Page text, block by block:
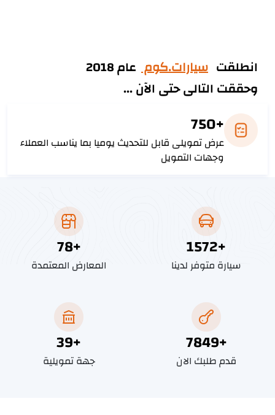
انطلقت سيارات.كوم عام 2018
وحققت التالى حتى الآن ...
+750
عرض تمويلى قابل للتحديث يوميا بما يناسب العملاء
وجهات التمويل
1818+
سيارة متوفر لدينا
91+
المعارض المعتمدة
9082+
قدم طلبك الان
45+
جهة تمويلية